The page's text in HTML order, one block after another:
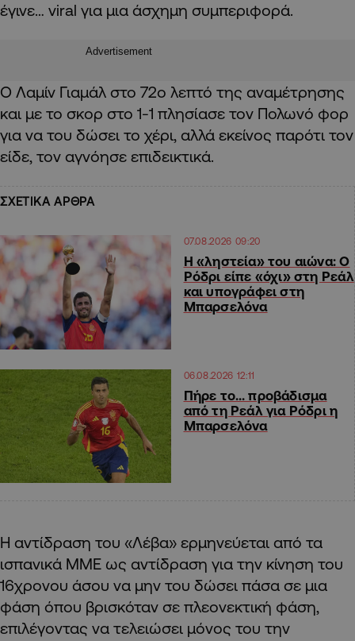
έγινε… viral για μια άσχημη συμπεριφορά.
Advertisement
Ο Λαμίν Γιαμάλ στο 72ο λεπτό της αναμέτρησης
και με το σκορ στο 1-1 πλησίασε τον Πολωνό φορ
για να του δώσει το χέρι, αλλά εκείνος παρότι τον
είδε, τον αγνόησε επιδεικτικά.
ΣΧΕΤΙΚΑ ΑΡΘΡΑ
07.08.2026 09:20
Η «ληστεία» του αιώνα: Ο
Ρόδρι είπε «όχι» στη Ρεάλ
και υπογράφει στη
Μπαρσελόνα
06.08.2026 12:11
Πήρε το… προβάδισμα
από τη Ρεάλ για Ρόδρι η
Μπαρσελόνα
Η αντίδραση του «Λέβα» ερμηνεύεται από τα
ισπανικά ΜΜΕ ως αντίδραση για την κίνηση του
16χρονου άσου να μην του δώσει πάσα σε μια
φάση όπου βρισκόταν σε πλεονεκτική φάση,
επιλέγοντας να τελειώσει μόνος του την